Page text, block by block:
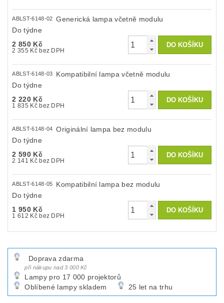
ABLST-6148-02
Generická lampa včetně modulu
Do týdne
2 850 Kč
2 355 Kč bez DPH
ABLST-6148-03
Kompatibilní lampa včetně modulu
Do týdne
2 220 Kč
1 835 Kč bez DPH
ABLST-6148-04
Originální lampa bez modulu
Do týdne
2 590 Kč
2 141 Kč bez DPH
ABLST-6148-05
Kompatibilní lampa bez modulu
Do týdne
1 950 Kč
1 612 Kč bez DPH
Doprava zdarma
při nákupu nad 3 000 Kč
Lampy pro 17 000 projektorů
Oblíbené lampy skladem
25 let na trhu